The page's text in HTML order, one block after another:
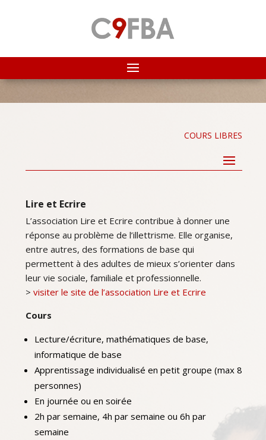
COURS LIBRES
Lire et Ecrire
L’association Lire et Ecrire contribue à donner une
réponse au problème de l’illettrisme. Elle organise,
entre autres, des formations de base qui
permettent à des adultes de mieux s’orienter dans
leur vie sociale, familiale et professionnelle.
> visiter le site de l’association Lire et Ecrire
Cours
Lecture/écriture, mathématiques de base,
informatique de base
Apprentissage individualisé en petit groupe (max 8
personnes)
En journée ou en soirée
2h par semaine, 4h par semaine ou 6h par
semaine